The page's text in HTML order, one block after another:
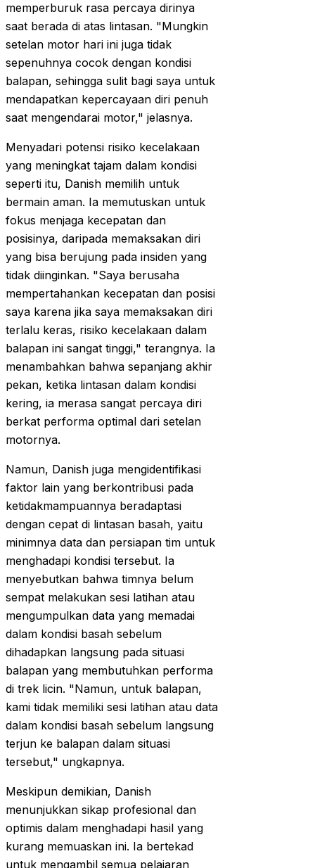
memperburuk rasa percaya dirinya
saat berada di atas lintasan. "Mungkin
setelan motor hari ini juga tidak
sepenuhnya cocok dengan kondisi
balapan, sehingga sulit bagi saya untuk
mendapatkan kepercayaan diri penuh
saat mengendarai motor," jelasnya.
Menyadari potensi risiko kecelakaan
yang meningkat tajam dalam kondisi
seperti itu, Danish memilih untuk
bermain aman. Ia memutuskan untuk
fokus menjaga kecepatan dan
posisinya, daripada memaksakan diri
yang bisa berujung pada insiden yang
tidak diinginkan. "Saya berusaha
mempertahankan kecepatan dan posisi
saya karena jika saya memaksakan diri
terlalu keras, risiko kecelakaan dalam
balapan ini sangat tinggi," terangnya. Ia
menambahkan bahwa sepanjang akhir
pekan, ketika lintasan dalam kondisi
kering, ia merasa sangat percaya diri
berkat performa optimal dari setelan
motornya.
Namun, Danish juga mengidentifikasi
faktor lain yang berkontribusi pada
ketidakmampuannya beradaptasi
dengan cepat di lintasan basah, yaitu
minimnya data dan persiapan tim untuk
menghadapi kondisi tersebut. Ia
menyebutkan bahwa timnya belum
sempat melakukan sesi latihan atau
mengumpulkan data yang memadai
dalam kondisi basah sebelum
dihadapkan langsung pada situasi
balapan yang membutuhkan performa
di trek licin. "Namun, untuk balapan,
kami tidak memiliki sesi latihan atau data
dalam kondisi basah sebelum langsung
terjun ke balapan dalam situasi
tersebut," ungkapnya.
Meskipun demikian, Danish
menunjukkan sikap profesional dan
optimis dalam menghadapi hasil yang
kurang memuaskan ini. Ia bertekad
untuk mengambil semua pelajaran